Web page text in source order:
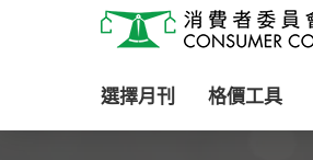
消費者委員會
選擇月刊 格價工具